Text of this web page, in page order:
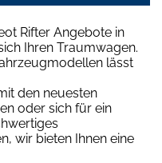
Rifter Angebote in
Ihren Traumwagen.
lässt
den neuesten
oder sich für ein
wir bieten Ihnen eine